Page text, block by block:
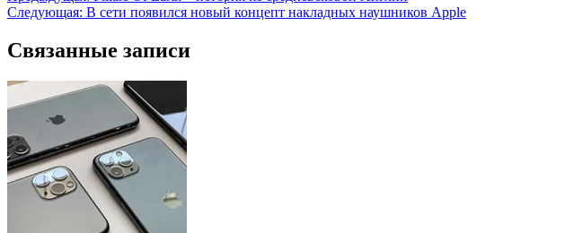
по
записям
Следующая: В сети появился новый концепт накладных наушников Apple
Связанные записи